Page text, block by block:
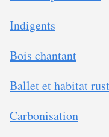
Indigents
Bois chantant
Ballet et habitat
Carbonisation